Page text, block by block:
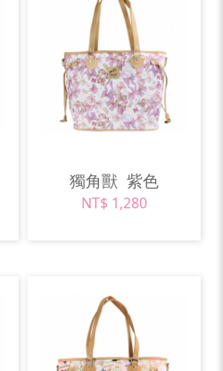
獨角獸 紫色
NT$ 1,280